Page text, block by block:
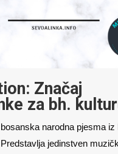
Značaj
za bh.
narodna pjesma iz
jedinstven